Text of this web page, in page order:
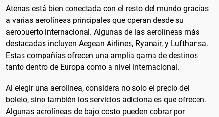
Atenas está bien conectada con el resto del mundo gracias
a varias aerolíneas principales que operan desde su
aeropuerto internacional. Algunas de las aerolíneas más
destacadas incluyen Aegean Airlines, Ryanair, y Lufthansa.
Estas compañías ofrecen una amplia gama de destinos
tanto dentro de Europa como a nivel internacional.
Al elegir una aerolínea, considera no solo el precio del
boleto, sino también los servicios adicionales que ofrecen.
Algunas aerolíneas de bajo costo pueden cobrar por